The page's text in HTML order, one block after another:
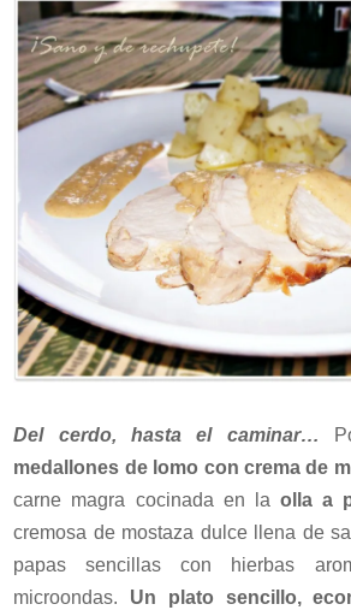
Del cerdo, hasta el caminar…
medallones de lomo con crema de
carne magra cocinada en laolla a
cremosa de mostaza dulce llena de
papas sencillas con hierbas
microondas. Un plato sencillo,